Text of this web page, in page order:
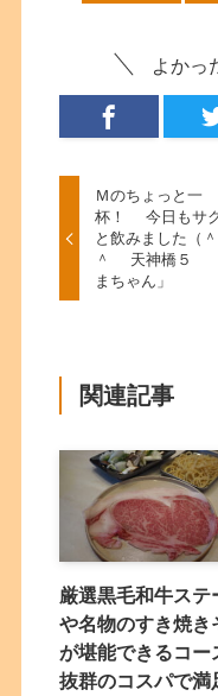
よかっ
Ｍのちょっと一
杯！ 今日もサ
と飲みました（＾
＾ 天神橋５
まちゃん」
関連記事
厳選黒毛和牛ステ
や名物のすき焼き
が堪能できるコー
抜群のコスパで満